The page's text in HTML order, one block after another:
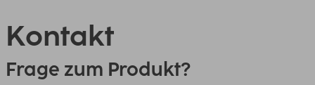
Kontakt
Frage zum Produkt?